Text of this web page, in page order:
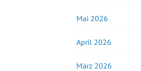
Mai 2026
April 2026
März 2026